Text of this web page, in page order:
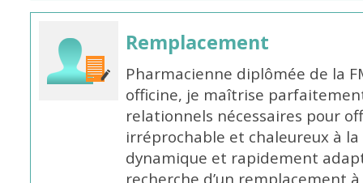
Remplacement
Pharmacienne diplômée de la
officine, je maîtrise
relationnels nécessaires pour
irréprochable et chaleureux à
dynamique et rapidement